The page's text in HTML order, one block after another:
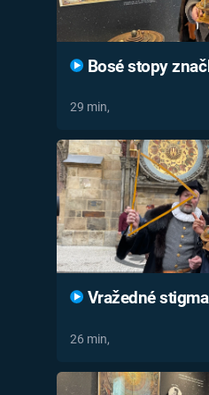
Sledujte nás
Bosé stopy
29 min,
Vražedné
26 min,